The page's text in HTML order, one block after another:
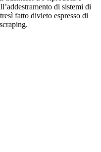
di sistemi di
fatto divieto espresso di